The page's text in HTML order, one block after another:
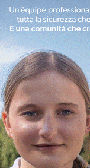
Scomparso
Fiorentino
Levane nel
Articolo precedente
Sangiovannese-
aperte al “Romanelli” di
Lorenzo